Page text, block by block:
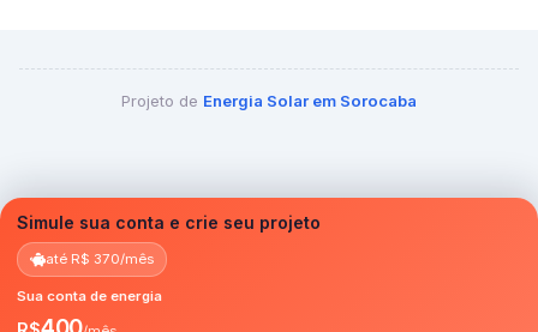
Simule sua conta e crie seu projeto
até R$ 370/mês
Sua conta de energia
Projeto de Energia Solar em Sorocaba